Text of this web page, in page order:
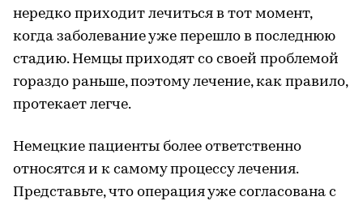
нередко приходит лечиться в тот момент,
когда заболевание уже перешло в последнюю
стадию. Немцы приходят со своей проблемой
гораздо раньше, поэтому лечение, как правило,
протекает легче.
Немецкие пациенты более ответственно
относятся и к самому процессу лечения.
Представьте, что операция уже согласована с